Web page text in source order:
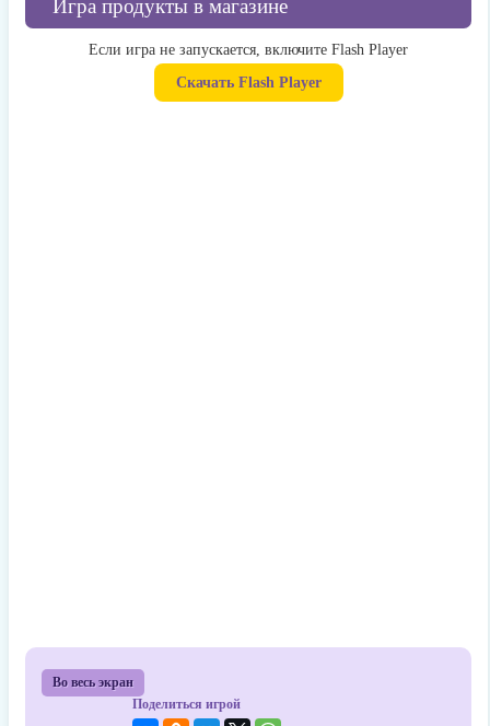
Игра продукты в магазине
Если игра не запускается, включите Flash Player
Скачать Flash Player
Во весь экран
Поделиться игрой